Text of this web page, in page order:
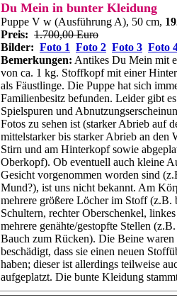
Du Mein in bunter Kleidung
Puppe V w (Ausführung A), 50 cm,
Preis: 1.700,00 Euro
Bilder: Foto 1 Foto 2 Foto 3 Foto
Bemerkungen: Antikes Du Mein mit
von ca. 1 kg. Stoffkopf mit einer
als Fäustlinge. Die Puppe hat sich
Familienbesitz befunden. Leider gibt
Spielspuren und
Fotos zu sehen ist (starker Abrieb auf
mittelstarker bis starker Abrieb an den
Stirn und am Hinterkopf sowie
Oberkopf). Ob eventuell auch kleine
Gesicht vorgenommen worden sind
Mund?), ist uns nicht bekannt. Am
mehrere größere Löcher im Stoff (z.B.
Schultern, rechter Oberschenkel,
mehrere genähte/gestopfte Stellen
Bauch zum Rücken). Die Beine waren
beschädigt, dass sie einen neuen
haben; dieser ist allerdings teilweise
aufgeplatzt. Die bunte Kleidung